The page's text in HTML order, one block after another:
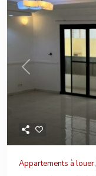
Previous
Appartements à louer,